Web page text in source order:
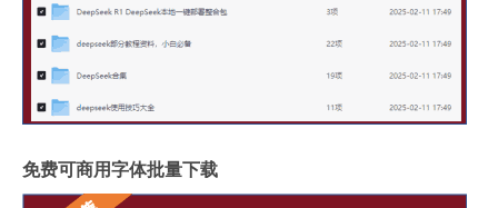
免费可商用字体批量下载